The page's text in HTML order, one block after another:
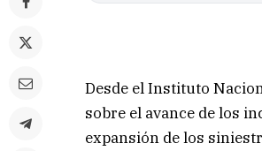
Desde el Instituto
sobre el avance de los
expansión de los